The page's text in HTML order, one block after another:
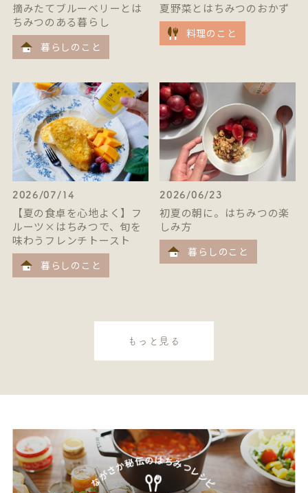
摘みたてブルーベリーとは
ちみつのある暮らし
暮らしのこと
夏野菜とはちみつのおかず
料理のこと
2026/07/14
【夏の食卓を心地よく】フ
ルーツ×はちみつで、旬を
味わうフレンチトースト
暮らしのこと
2026/06/23
初夏の朝に。はちみつの楽
しみ方
暮らしのこと
もっと見る